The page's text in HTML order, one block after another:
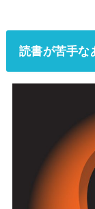
読書が苦手な